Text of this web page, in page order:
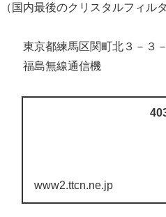
（国内最後のクリスタルフィル
東京都練馬区関町北３－３－
福島無線通信機
www2.ttcn.ne.jp